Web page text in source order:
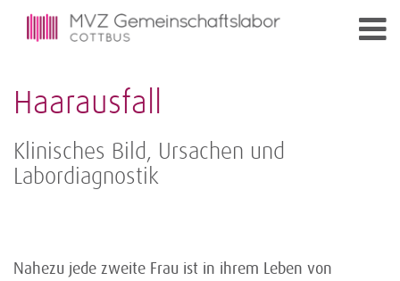
Haarausfall
Klinisches Bild, Ursachen und
Labordiagnostik
Nahezu jede zweite Frau ist in ihrem Leben von